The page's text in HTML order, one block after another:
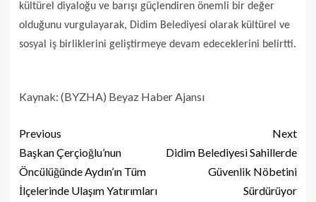
kültürel diyaloğu ve barışı güçlendiren önemli bir değer
olduğunu vurgulayarak, Didim Belediyesi olarak kültürel ve
sosyal iş birliklerini geliştirmeye devam edeceklerini belirtti.
Kaynak: (BYZHA) Beyaz Haber Ajansı
Previous
Başkan Çerçioğlu’nun
Öncülüğünde Aydın’ın Tüm
İlçelerinde Ulaşım Yatırımları
Next
Didim Belediyesi Sahillerde
Güvenlik Nöbetini
Sürdürüyor